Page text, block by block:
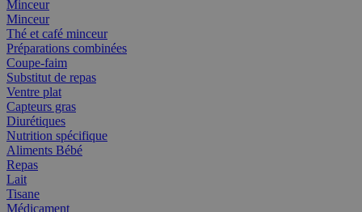
Minceur
Minceur
Thé et café minceur
Préparations combinées
Coupe-faim
Substitut de repas
Ventre plat
Capteurs gras
Diurétiques
Nutrition spécifique
Aliments Bébé
Repas
Lait
Tisane
Médicament